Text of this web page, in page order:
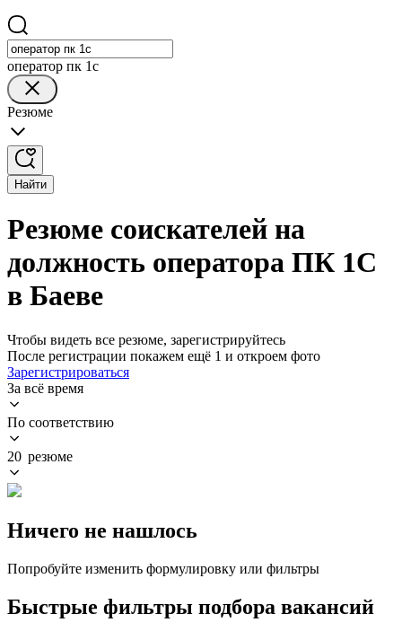
оператор пк 1с
Резюме
Найти
Резюме соискателей на
должность оператора ПК 1С
в Баеве
Чтобы видеть все резюме, зарегистрируйтесь
После регистрации покажем ещё 1 и откроем фото
Зарегистрироваться
За всё время
По соответствию
20 резюме
Ничего не нашлось
Попробуйте изменить формулировку или фильтры
Быстрые фильтры подбора вакансий